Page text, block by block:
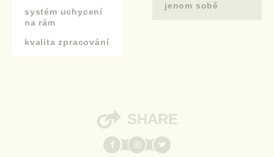
systém uchycení
na rám
kvalita zpracování
jenom sobě
SHARE